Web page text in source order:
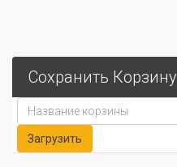
Сохранить Корзину